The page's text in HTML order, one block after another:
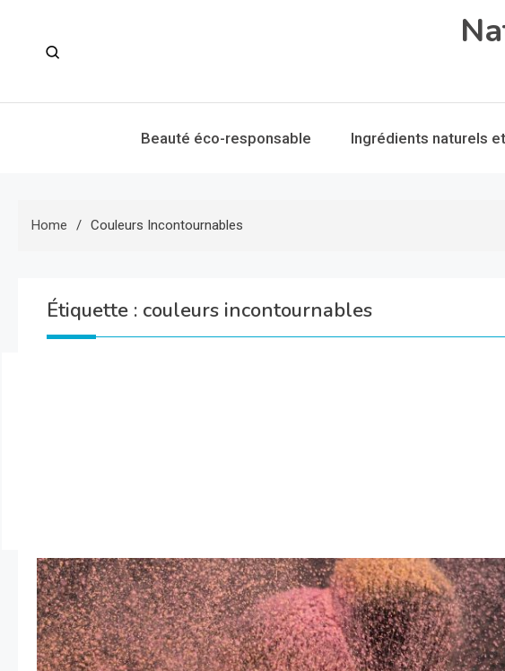
Beauté éco-responsable Ingrédients naturels
Home Couleurs Incontournables
Étiquette : couleurs incontournables